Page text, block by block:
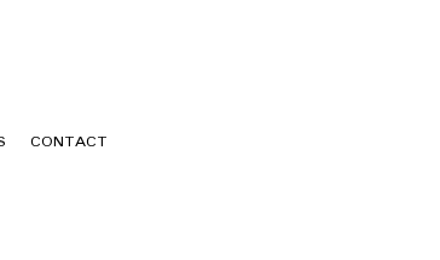
CONTACT